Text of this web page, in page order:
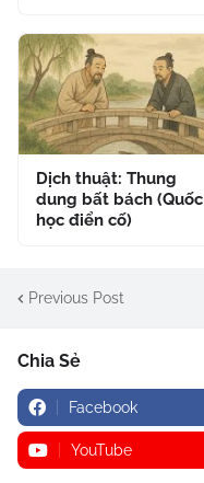
Dịch thuật: Thung
dung bất bách (Quốc
học điển cố)
Previous Post
Chia Sẻ
Facebook
YouTube